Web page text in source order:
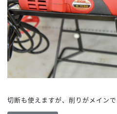
切断も使えますが、削りがメイン